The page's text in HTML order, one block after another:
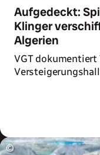
Aufgedeckt:
Klinger
Algerien
VGT
©